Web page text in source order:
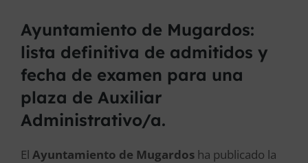
Ayuntamiento de Mugardos:
lista definitiva de admitidos y
fecha de examen para una
plaza de Auxiliar
Administrativo/a.
El Ayuntamiento de Mugardos ha publicado la